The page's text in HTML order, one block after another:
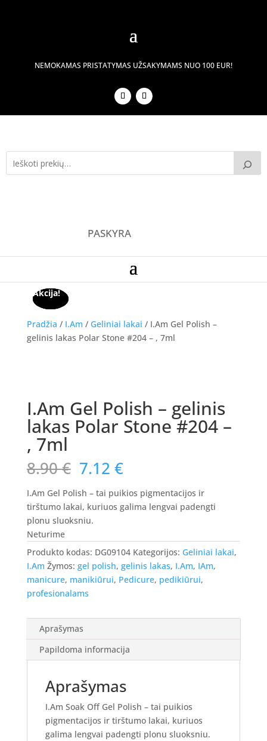
NEMOKAMAS PRISTATYMAS UŽSAKYMAMS NUO 100 EUR!
PASKYRA
Pradžia / I.Am / Geliniai lakai / I.Am Gel Polish –
gelinis lakas Polar Stone #204 – , 7ml
I.Am Gel Polish – gelinis
lakas Polar Stone #204 –
, 7ml
8.90€ Original
price
was:
8.90 €.
7.12 €Current
price
is:
7.12 €.
I.Am Gel Polish – tai puikios pigmentacijos ir
tirštumo lakai, kuriuos galima lengvai padengti
plonu sluoksniu.
Neturime
Produkto kodas: DG09104 Kategorijos: Geliniai lakai,
I.Am Žymos: gel polish, gelinis lakas, I.Am, IAm,
manicure, manikiūrui, Pedicure, pedikiūrui,
profesionalams
Aprašymas
Papildoma informacija
Aprašymas
I.Am Soak Off Gel Polish – tai puikios
pigmentacijos ir tirštumo lakai, kuriuos
galima lengvai padengti plonu sluoksniu.
Akcija!
Akcija!
Akcija!